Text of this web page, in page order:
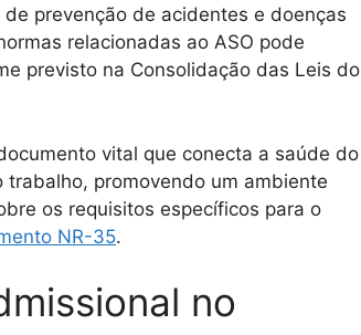
prevenção de acidentes e doenças
relacionadas ao ASO pode
previsto na Consolidação das Leis do
vital que conecta a saúde do
promovendo um ambiente
os requisitos específicos para o
NR-35.
no